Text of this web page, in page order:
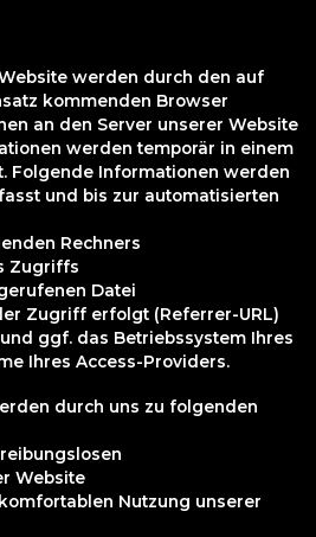
werden durch den auf
kommenden Browser
an den Server unserer Website
werden temporär in einem
Folgende Informationen werden
und bis zur automatisierten
Rechners
Zugriffs
Datei
Zugriff erfolgt (Referrer-URL)
ggf. das Betriebssystem Ihres
Ihres Access-Providers.
durch uns zu folgenden
Website
Nutzung unserer